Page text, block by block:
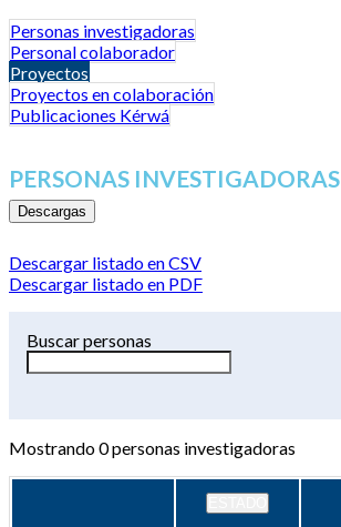
Personas investigadoras
Personal colaborador
Proyectos
Proyectos en colaboración
Publicaciones Kérwá
PERSONAS INVESTIGADORAS
Descargas
Descargar listado en CSV
Descargar listado en PDF
Buscar personas
Mostrando0personas investigadoras